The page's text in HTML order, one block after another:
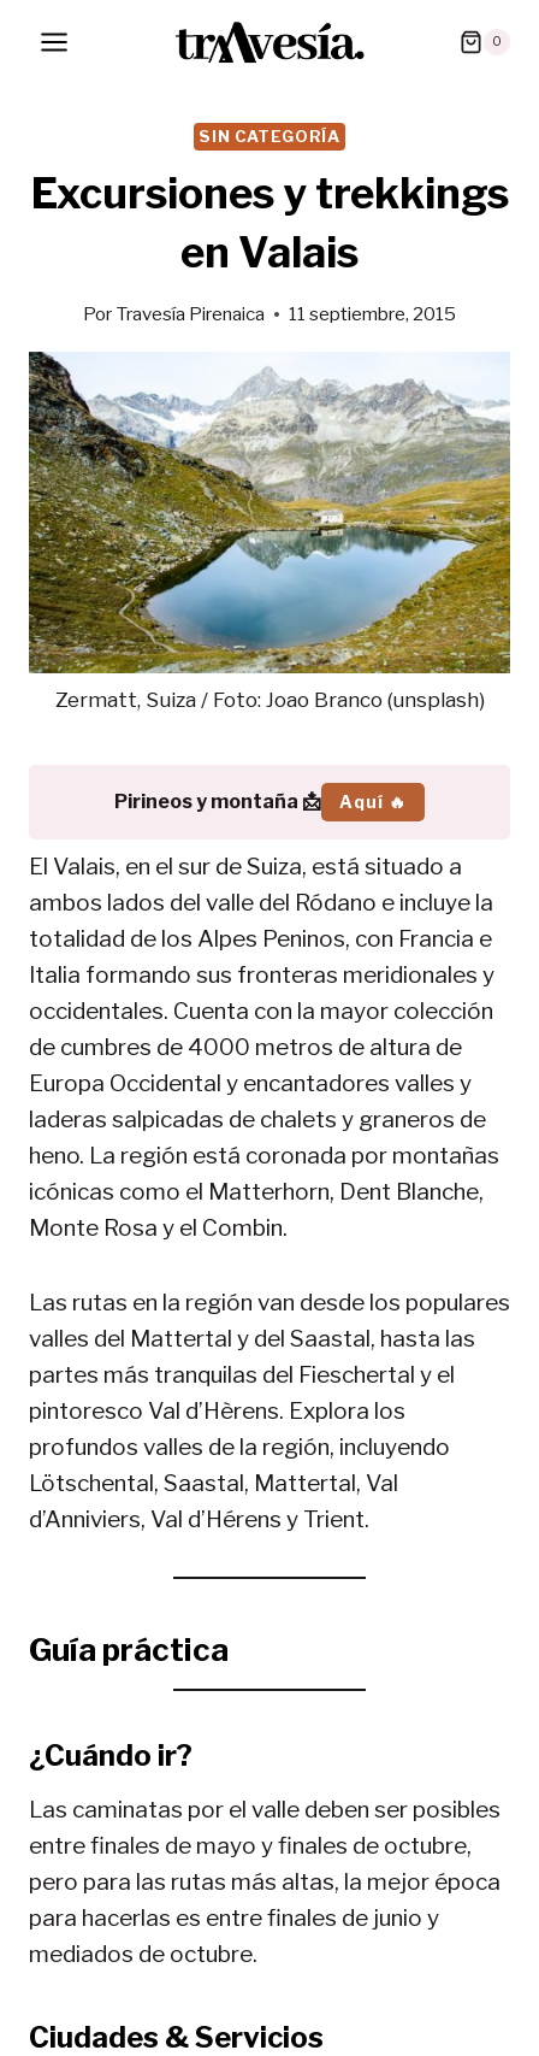
0
SIN CATEGORÍA
Excursiones y trekkings
en Valais
Por Travesía Pirenaica 11 septiembre, 2015
Zermatt, Suiza / Foto: Joao Branco (unsplash)
Pirineos y montaña 📩 Aquí 🔥
El Valais, en el sur de Suiza, está situado a
ambos lados del valle del Ródano e incluye la
totalidad de los Alpes Peninos, con Francia e
Italia formando sus fronteras meridionales y
occidentales. Cuenta con la mayor colección
de cumbres de 4000 metros de altura de
Europa Occidental y encantadores valles y
laderas salpicadas de chalets y graneros de
heno. La región está coronada por montañas
icónicas como el Matterhorn, Dent Blanche,
Monte Rosa y el Combin.
Las rutas en la región van desde los populares
valles del Mattertal y del Saastal, hasta las
partes más tranquilas del Fieschertal y el
pintoresco Val d’Hèrens. Explora los
profundos valles de la región, incluyendo
Lötschental, Saastal, Mattertal, Val
d’Anniviers, Val d’Hérens y Trient.
Guía práctica
¿Cuándo ir?
Las caminatas por el valle deben ser posibles
entre finales de mayo y finales de octubre,
pero para las rutas más altas, la mejor época
para hacerlas es entre finales de junio y
mediados de octubre.
Ciudades & Servicios